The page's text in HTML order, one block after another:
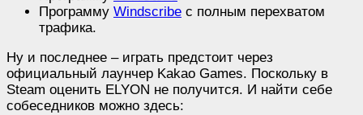
Программу Windscribe с полным перехватом
трафика.
Ну и последнее – играть предстоит через
официальный лаунчер Kakao Games. Поскольку в
Steam оценить ELYON не получится. И найти себе
собеседников можно здесь: